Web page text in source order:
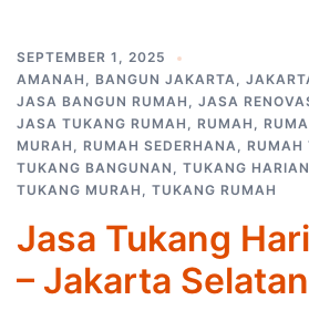
SEPTEMBER 1, 2025
AMANAH , BANGUN JAKARTA,
JASA BANGUN RUMAH , JASA
JASA TUKANG RUMAH , RUMAH ,
MURAH , RUMAH SEDERHANA, RUMAH
TUKANG BANGUNAN , TUKANG HARIAN
TUKANG MURAH , TUKANG RUMAH
Jasa Tukang
– Jakarta Selatan